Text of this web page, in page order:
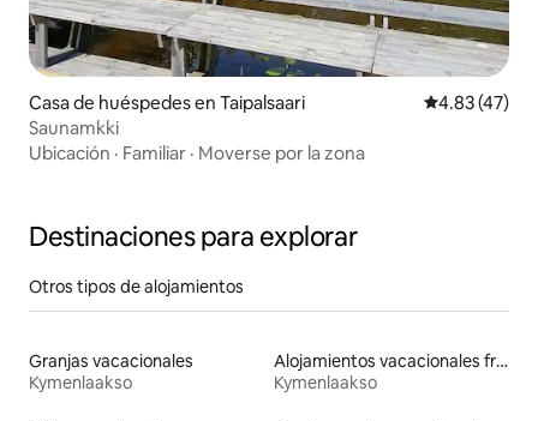
Casa de huéspedes en Taipalsaari Calificación
4.83 (47)
Saunamkki
Ubicación · Familiar · Moverse por la zona
Destinaciones para explorar
Otros tipos de alojamientos
Granjas vacacionales
Kymenlaakso
Alojamientos vacacionales frente a la playa
Kymenlaakso